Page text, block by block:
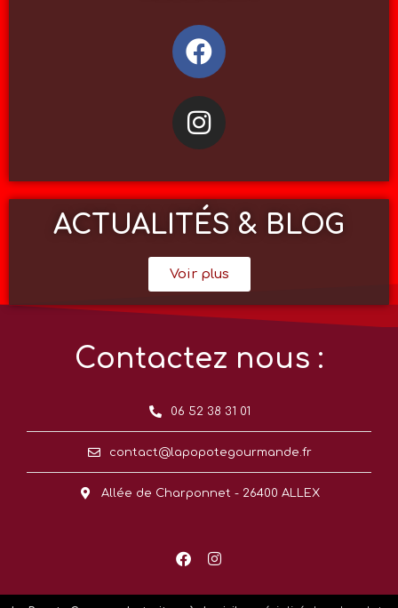
ACTUALITÉS & BLOG
Voir plus
Contactez nous :
06 52 38 31 01
contact@lapopotegourmande.fr
Allée de Charponnet - 26400 ALLEX